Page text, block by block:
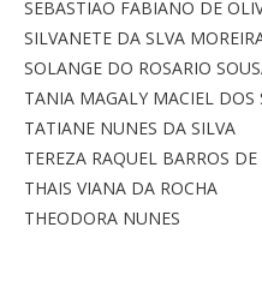
SEBASTIAO FABIANO DE
SILVANETE DA SLVA
SOLANGE DO ROSARIO
TANIA MAGALY MACIEL DOS
TATIANE NUNES DA SILVA
TEREZA RAQUEL BARROS
THAIS VIANA DA ROCHA
THEODORA NUNES